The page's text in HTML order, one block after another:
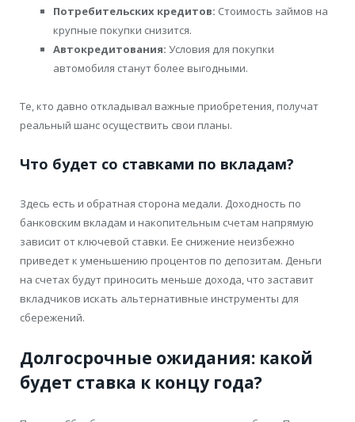
Потребительских кредитов: Стоимость займов на
крупные покупки снизится.
Автокредитования: Условия для покупки
автомобиля станут более выгодными.
Те, кто давно откладывал важные приобретения, получат
реальный шанс осуществить свои планы.
Что будет со ставками по вкладам?
Здесь есть и обратная сторона медали. Доходность по
банковским вкладам и накопительным счетам напрямую
зависит от ключевой ставки. Ее снижение неизбежно
приведет к уменьшению процентов по депозитам. Деньги
на счетах будут приносить меньше дохода, что заставит
вкладчиков искать альтернативные инструменты для
сбережений.
Долгосрочные ожидания: какой
будет ставка к концу года?